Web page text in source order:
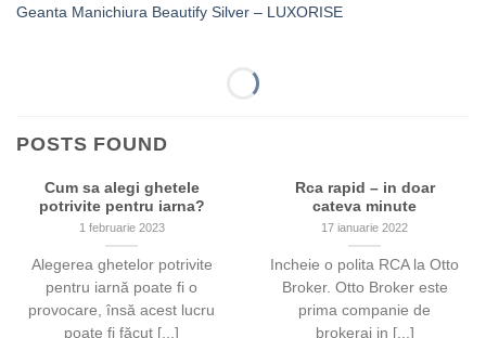
Geanta Manichiura Beautify Silver – LUXORISE